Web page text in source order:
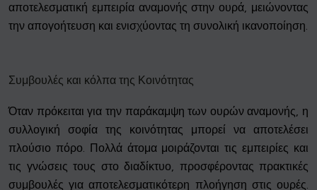
αποτελεσματική εμπειρία αναμονής στην ουρά, μειώνοντας
την απογοήτευση και ενισχύοντας τη συνολική ικανοποίηση.
Συμβουλές και κόλπα της Κοινότητας
Όταν πρόκειται για την παράκαμψη των ουρών αναμονής, η
συλλογική σοφία της κοινότητας μπορεί να αποτελέσει
πλούσιο πόρο. Πολλά άτομα μοιράζονται τις εμπειρίες και
τις γνώσεις τους στο διαδίκτυο, προσφέροντας πρακτικές
συμβουλές για αποτελεσματικότερη πλοήγηση στις ουρές.